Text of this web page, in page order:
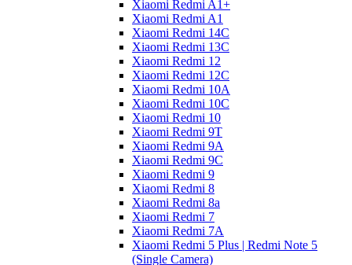
Xiaomi Redmi A1+
Xiaomi Redmi A1
Xiaomi Redmi 14C
Xiaomi Redmi 13C
Xiaomi Redmi 12
Xiaomi Redmi 12C
Xiaomi Redmi 10A
Xiaomi Redmi 10C
Xiaomi Redmi 10
Xiaomi Redmi 9T
Xiaomi Redmi 9A
Xiaomi Redmi 9C
Xiaomi Redmi 9
Xiaomi Redmi 8
Xiaomi Redmi 8a
Xiaomi Redmi 7
Xiaomi Redmi 7A
Xiaomi Redmi 5 Plus | Redmi Note 5
(Single Camera)